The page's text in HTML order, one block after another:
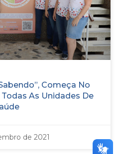
Começa No
As Unidades De
de 2021